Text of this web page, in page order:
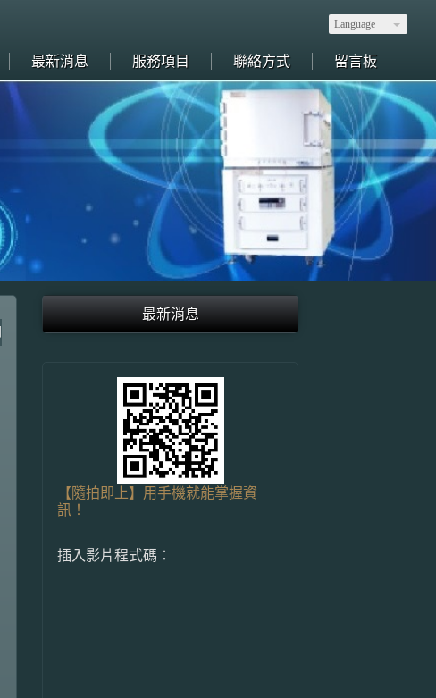
Language
最新消息 服務項目 聯絡方式 留言板
最新消息
【隨拍即上】用手機就能掌握資
訊！
插入影片程式碼：
線! 每日限時折扣 ~~~ 智邦生活館萬用企業慶粉絲團上線! 歡迎加入~~~ 智邦